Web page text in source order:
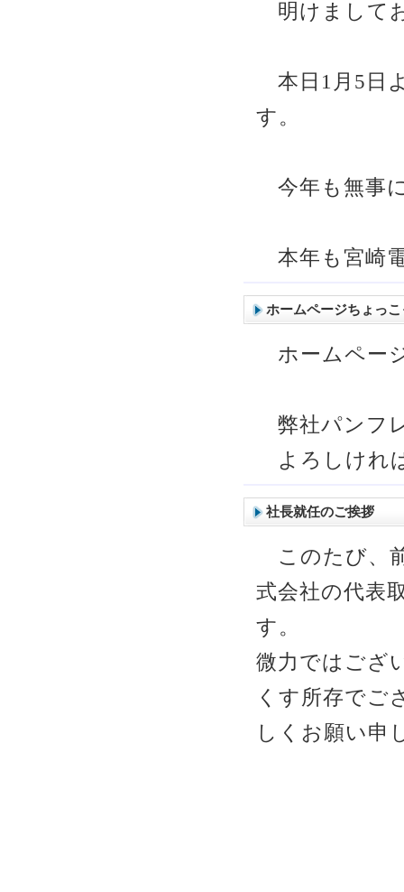
明けまして
本日1月5日
す。
今年も無事
本年も宮崎
ホームページちょっ
ホームペー
弊社パンフ
よろしけれ
社長就任のご挨拶
このたび、
式会社の代表
す。
微力ではござ
くす所存でご
しくお願い申